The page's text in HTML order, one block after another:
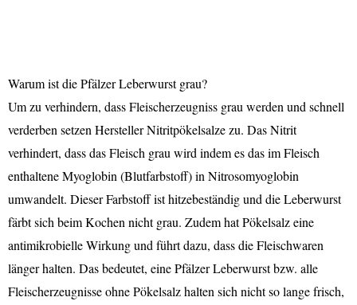
Warum ist die Pfälzer Leberwurst grau?
Um zu verhindern, dass Fleischerzeugniss grau werden und schnell
verderben setzen Hersteller Nitritpökelsalze zu. Das Nitrit
verhindert, dass das Fleisch grau wird indem es das im Fleisch
enthaltene Myoglobin (Blutfarbstoff) in Nitrosomyoglobin
umwandelt. Dieser Farbstoff ist hitzebeständig und die Leberwurst
färbt sich beim Kochen nicht grau. Zudem hat Pökelsalz eine
antimikrobielle Wirkung und führt dazu, dass die Fleischwaren
länger halten. Das bedeutet, eine Pfälzer Leberwurst bzw. alle
Fleischerzeugnisse ohne Pökelsalz halten sich nicht so lange frisch,